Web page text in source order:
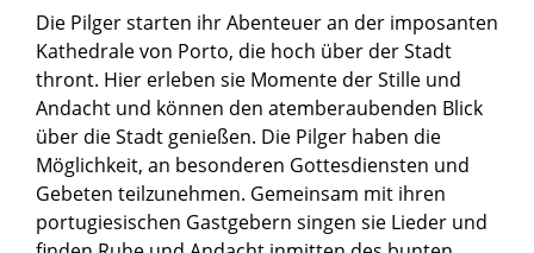
Die Pilger starten ihr Abenteuer an der imposanten
Kathedrale von Porto, die hoch über der Stadt
thront. Hier erleben sie Momente der Stille und
Andacht und können den atemberaubenden Blick
über die Stadt genießen. Die Pilger haben die
Möglichkeit, an besonderen Gottesdiensten und
Gebeten teilzunehmen. Gemeinsam mit ihren
portugiesischen Gastgebern singen sie Lieder und